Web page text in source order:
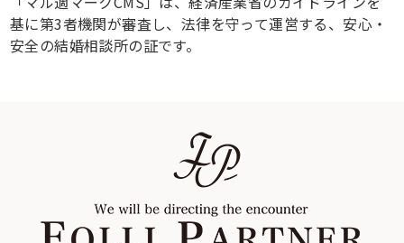
基に第3者機関が審査し、法律を守って運営する、安心・
安全の結婚相談所の証です。